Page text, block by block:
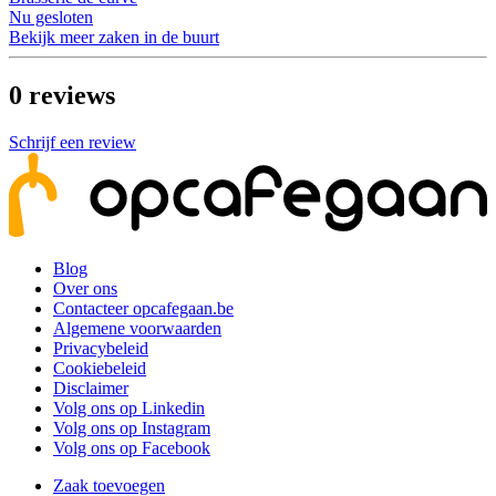
Nu gesloten
Bekijk meer zaken in de buurt
0 reviews
Schrijf een review
Blog
Over ons
Contacteer opcafegaan.be
Algemene voorwaarden
Privacybeleid
Cookiebeleid
Disclaimer
Volg ons op Linkedin
Volg ons op Instagram
Volg ons op Facebook
Zaak toevoegen